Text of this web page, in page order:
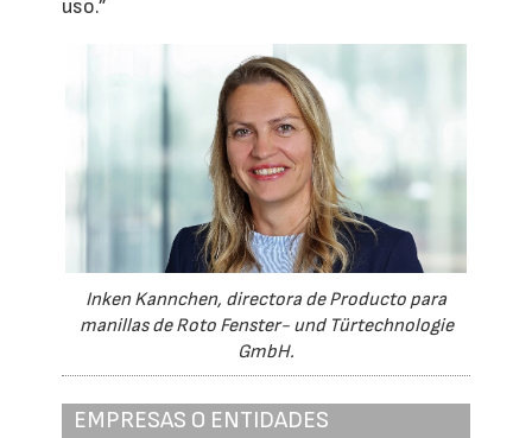
uso.”
Inken Kannchen, directora de Producto para
manillas de Roto Fenster- und Türtechnologie
GmbH.
EMPRESAS O ENTIDADES